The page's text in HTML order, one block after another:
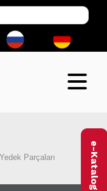
Parçaları
e-Katalog